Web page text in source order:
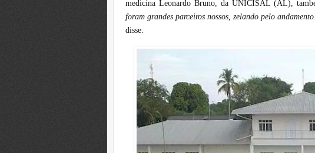
medicina Leonardo Bruno, da UNICISAL (AL),
foram grandes parceiros nossos, zelando pelo
disse.